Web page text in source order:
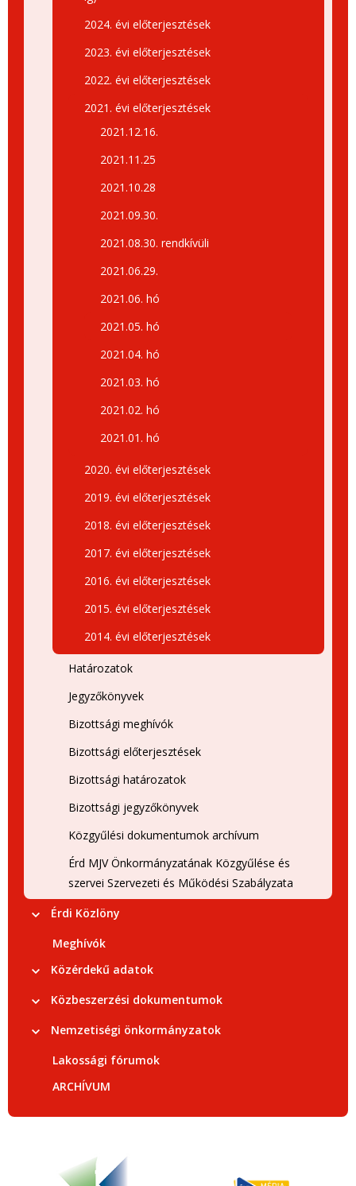
2024. évi előterjesztések
2023. évi előterjesztések
2022. évi előterjesztések
2021. évi előterjesztések
2021.12.16.
2021.11.25
2021.10.28
2021.09.30.
2021.08.30. rendkívüli
2021.06.29.
2021.06. hó
2021.05. hó
2021.04. hó
2021.03. hó
2021.02. hó
2021.01. hó
2020. évi előterjesztések
2019. évi előterjesztések
2018. évi előterjesztések
2017. évi előterjesztések
2016. évi előterjesztések
2015. évi előterjesztések
2014. évi előterjesztések
Határozatok
Jegyzőkönyvek
Bizottsági meghívók
Bizottsági előterjesztések
Bizottsági határozatok
Bizottsági jegyzőkönyvek
Közgyűlési dokumentumok archívum
Érd MJV Önkormányzatának Közgyűlése és
szervei Szervezeti és Működési Szabályzata
Érdi Közlöny
Meghívók
Közérdekű adatok
Közbeszerzési dokumentumok
Nemzetiségi önkormányzatok
Lakossági fórumok
ARCHÍVUM